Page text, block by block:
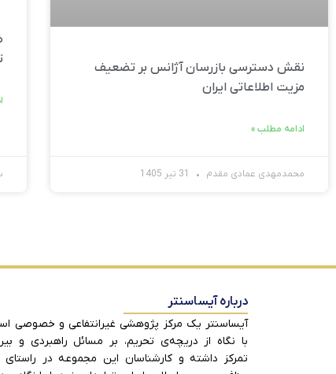
نقش دسترسی بازرسان آژانس بر تضعیف
مزیت اطلاعاتی ایران
ادامه مطلب »
محمدمهدی عمادی مقدم
درباره آیساسنتر
آیساسنتر یک مرکز پژوهشی غیرانتفاعی و خصوصی
با نگاه از دریچه‌ی تحریم، بر مسائل راهبردی و
تمرکز داشته و کارشناسان این مجموعه در راستای